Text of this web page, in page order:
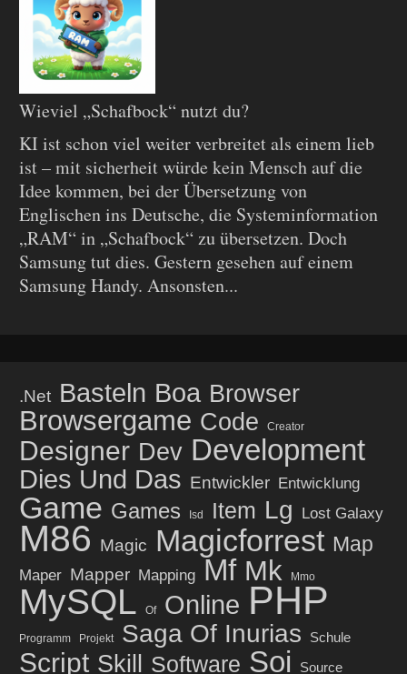
Wieviel „Schafbock“ nutzt du?
KI ist schon viel weiter verbreitet als einem lieb
ist – mit sicherheit würde kein Mensch auf die
Idee kommen, bei der Übersetzung von
Englischen ins Deutsche, die Systeminformation
„RAM“ in „Schafbock“ zu übersetzen. Doch
Samsung tut dies. Gestern gesehen auf einem
Samsung Handy. Ansonsten...
.net Basteln Boa Browser
Browsergame Code Creator
Designer Dev Development
Dies Und Das Entwickler Entwicklung
Game Games Isd Item Lg Lost Galaxy
M86 Magic Magicforrest Map
Maper Mapper Mapping Mf Mk Mmo
MySQL Of Online PHP
Programm Projekt Saga Of Inurias Schule
Script Skill Software Soi Source